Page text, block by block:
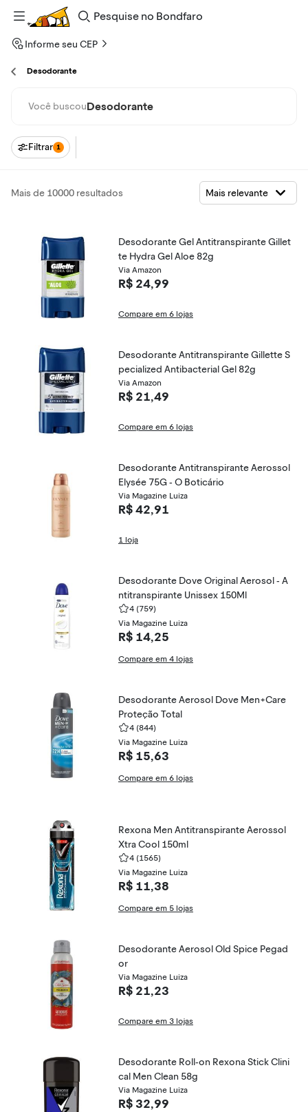
Pesquise
Bondfaro
Informe seu CEP
Desodorante
Você buscouDesodorante
Filtrar 1
Mais de 10000 resultados
Desodorante Gel Antitranspirante Gillet
te Hydra Gel Aloe 82g
Via Amazon
R$ 24,99
Compare em 6 lojas
Desodorante Antitranspirante Gillette S
pecialized Antibacterial Gel 82g
Via Amazon
R$ 21,49
Compare em 6 lojas
Desodorante Antitranspirante Aerossol
Elysée 75G - O Boticário
Via Magazine Luiza
R$ 42,91
1 loja
Desodorante Dove Original Aerosol - A
ntitranspirante Unissex 150Ml
4 (759)
Via Magazine Luiza
R$ 14,25
Compare em 4 lojas
Desodorante Aerosol Dove Men+Care
Proteção Total
4 (844)
Via Magazine Luiza
R$ 15,63
Compare em 6 lojas
Rexona Men Antitranspirante Aerossol
Xtra Cool 150ml
4 (1565)
Via Magazine Luiza
R$ 11,38
Compare em 5 lojas
Desodorante Aerosol Old Spice Pegad
or
Via Magazine Luiza
R$ 21,23
Compare em 3 lojas
Desodorante Roll-on Rexona Stick Clini
cal Men Clean 58g
Via Magazine Luiza
R$ 32,99